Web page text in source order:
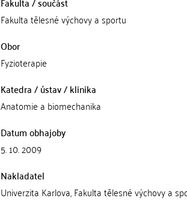
Fakulta tělesné výchovy a sportu
Obor
Fyzioterapie
Katedra / ústav / klinika
Anatomie a biomechanika
Datum obhajoby
5. 10. 2009
Nakladatel
Univerzita Karlova, Fakulta tělesné výchovy a